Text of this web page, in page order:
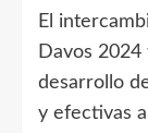
El
Davos 2024
desarrollo
y efectivas